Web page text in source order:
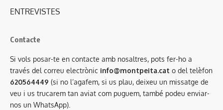
ENTREVISTES
Contacte
Si vols posar-te en contacte amb nosaltres, pots fer-ho a
través del correu electrònic info@montpeita.cat o del telèfon
620564449 (si no l’agafem, si us plau, deixeu un missatge de
veu i us trucarem tan aviat com puguem, també podeu enviar-
nos un WhatsApp).